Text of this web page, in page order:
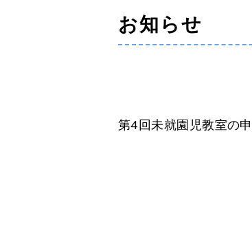
お知らせ
第4回未就園児教室の